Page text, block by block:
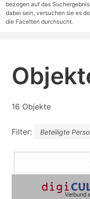
bezogen auf das
dabei sein, versuchen sie es
die Facetten durchsucht.
16 Objekte
Filter: Beteiligte